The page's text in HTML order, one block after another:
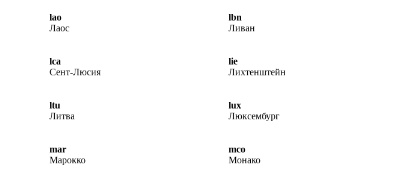
lao
Лаос
lbn
Ливан
lca
Сент-Люсия
lie
Лихтенштейн
ltu
Литва
lux
Люксембург
mar
Марокко
mco
Монако